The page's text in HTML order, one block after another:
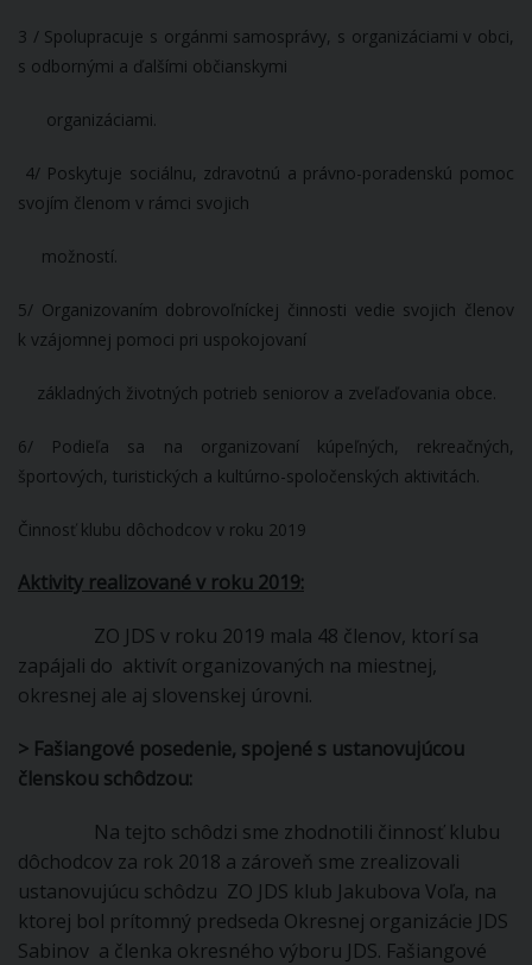
3 / Spolupracuje s orgánmi samosprávy, s organizáciami v obci,
s odbornými a ďalšími občianskymi
organizáciami.
4/ Poskytuje sociálnu, zdravotnú a právno-poradenskú pomoc
svojím členom v rámci svojich
možností.
5/ Organizovaním dobrovoľníckej činnosti vedie svojich členov
k vzájomnej pomoci pri uspokojovaní
základných životných potrieb seniorov a zveľaďovania obce.
6/ Podieľa sa na organizovaní kúpeľných, rekreačných,
športových, turistických a kultúrno-spoločenských aktivitách.
Činnosť klubu dôchodcov v roku 2019
Aktivity realizované v roku 2019:
ZO JDS v roku 2019 mala 48 členov, ktorí sa
zapájali do aktivít organizovaných na miestnej,
okresnej ale aj slovenskej úrovni.
> Fašiangové posedenie, spojené s ustanovujúcou
členskou schôdzou:
Na tejto schôdzi sme zhodnotili činnosť klubu
dôchodcov za rok 2018 a zároveň sme zrealizovali
ustanovujúcu schôdzu ZO JDS klub Jakubova Voľa, na
ktorej bol prítomný predseda Okresnej organizácie JDS
Sabinov a členka okresného výboru JDS. Fašiangové